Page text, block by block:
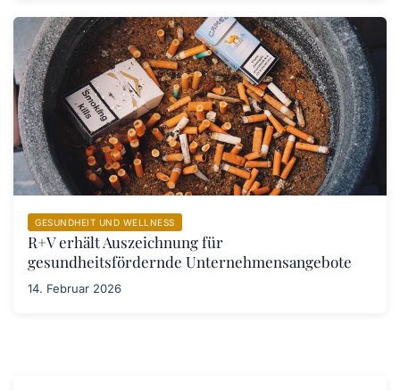
GESUNDHEIT UND WELLNESS
R+V erhält Auszeichnung für
gesundheitsfördernde Unternehmensangebote
14. Februar 2026